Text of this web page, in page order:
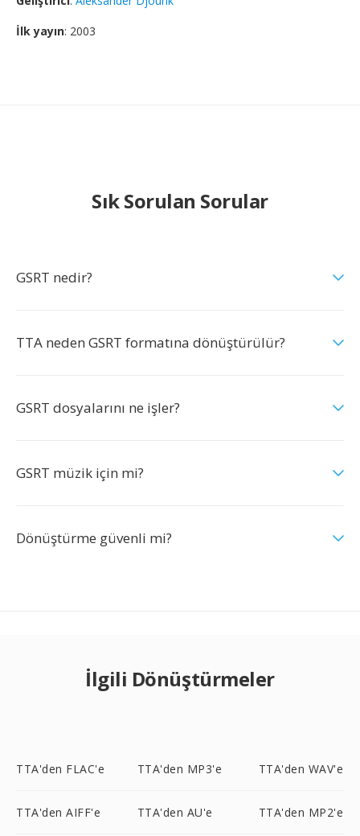
İlk yayın: 2003
Sık Sorulan Sorular
GSRT nedir?
TTA neden GSRT formatına dönüştürülür?
GSRT dosyalarını ne işler?
GSRT müzik için mi?
Dönüştürme güvenli mi?
İlgili Dönüştürmeler
TTA'den FLAC'e TTA'den MP3'e TTA'den WAV'e
TTA'den AIFF'e TTA'den AU'e TTA'den MP2'e